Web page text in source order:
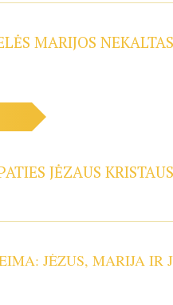
MARIJOS
JĖZAUS
JĖZUS, MARIJA IR